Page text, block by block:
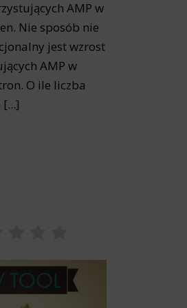
AMP w
Nie sposób nie
jest wzrost
AMP w
O ile liczba